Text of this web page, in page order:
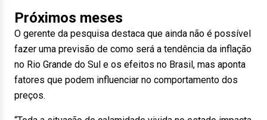
Próximos meses
O gerente da pesquisa destaca que ainda não é possível
fazer uma previsão de como será a tendência da inflação
no Rio Grande do Sul e os efeitos no Brasil, mas aponta
fatores que podem influenciar no comportamento dos
preços.